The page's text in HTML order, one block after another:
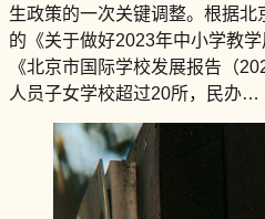
生政策的一次关键调整。根据
的《关于做好2023年中小学教
《北京市国际学校发展报告（
人员子女学校超过20所，民办…